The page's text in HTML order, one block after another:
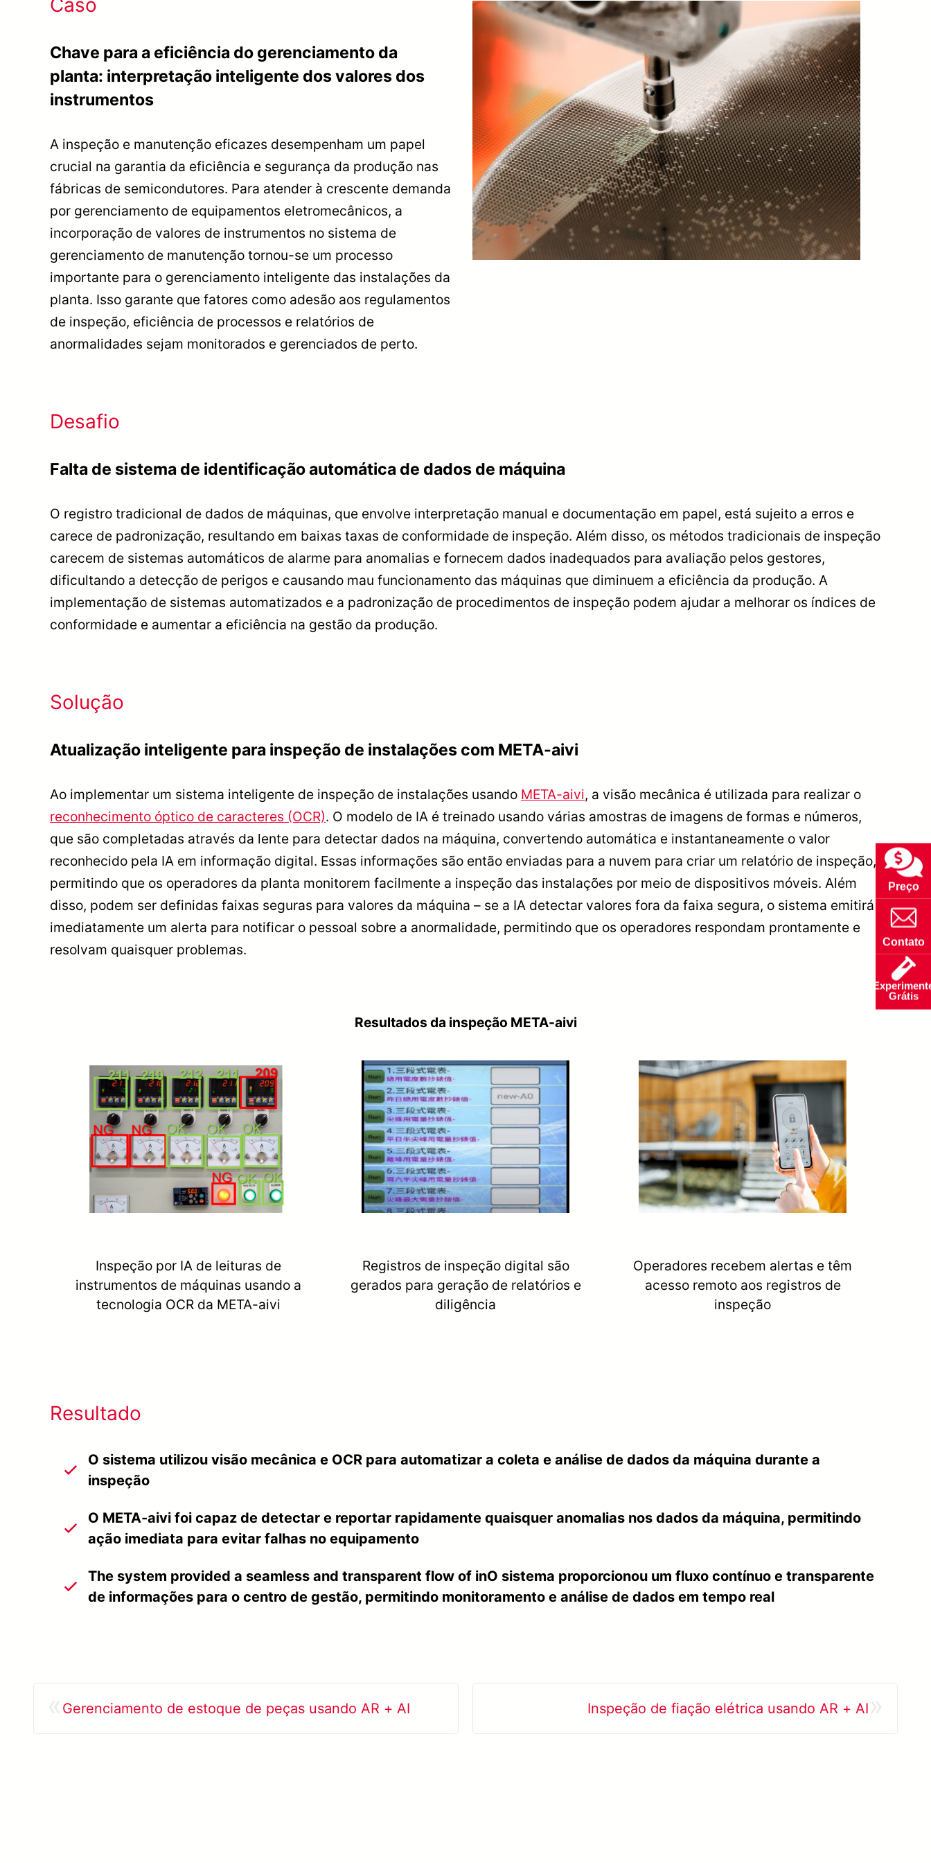
Caso
Chave para a eficiência do gerenciamento da
planta: interpretação inteligente dos valores dos
instrumentos
A inspeção e manutenção eficazes desempenham um papel
crucial na garantia da eficiência e segurança da produção nas
fábricas de semicondutores. Para atender à crescente demanda
por gerenciamento de equipamentos eletromecânicos, a
incorporação de valores de instrumentos no sistema de
gerenciamento de manutenção tornou-se um processo
importante para o gerenciamento inteligente das instalações da
planta. Isso garante que fatores como adesão aos regulamentos
de inspeção, eficiência de processos e relatórios de
anormalidades sejam monitorados e gerenciados de perto.
Desafio
Falta de sistema de identificação automática de dados de máquina
O registro tradicional de dados de máquinas, que envolve interpretação manual e documentação em papel, está sujeito a erros e
carece de padronização, resultando em baixas taxas de conformidade de inspeção. Além disso, os métodos tradicionais de inspeção
carecem de sistemas automáticos de alarme para anomalias e fornecem dados inadequados para avaliação pelos gestores,
dificultando a detecção de perigos e causando mau funcionamento das máquinas que diminuem a eficiência da produção. A
implementação de sistemas automatizados e a padronização de procedimentos de inspeção podem ajudar a melhorar os índices de
conformidade e aumentar a eficiência na gestão da produção.
Solução
Atualização inteligente para inspeção de instalações com META-aivi
Ao implementar um sistema inteligente de inspeção de instalações usando META-aivi, a visão mecânica é utilizada para realizar o
reconhecimento óptico de caracteres (OCR). O modelo de IA é treinado usando várias amostras de imagens de formas e números,
que são completadas através da lente para detectar dados na máquina, convertendo automática e instantaneamente o valor
reconhecido pela IA em informação digital. Essas informações são então enviadas para a nuvem para criar um relatório de inspeção,
permitindo que os operadores da planta monitorem facilmente a inspeção das instalações por meio de dispositivos móveis. Além
disso, podem ser definidas faixas seguras para valores da máquina – se a IA detectar valores fora da faixa segura, o sistema emitirá
imediatamente um alerta para notificar o pessoal sobre a anormalidade, permitindo que os operadores respondam prontamente e
resolvam quaisquer problemas.
Resultados da inspeção META-aivi
Inspeção por IA de leituras de
instrumentos de máquinas usando a
tecnologia OCR da META-aivi
Registros de inspeção digital são
gerados para geração de relatórios e
diligência
Operadores recebem alertas e têm
acesso remoto aos registros de
inspeção
Resultado
O sistema utilizou visão mecânica e OCR para automatizar a coleta e análise de dados da máquina durante a
inspeção
O META-aivi foi capaz de detectar e reportar rapidamente quaisquer anomalias nos dados da máquina, permitindo
ação imediata para evitar falhas no equipamento
The system provided a seamless and transparent flow of inO sistema proporcionou um fluxo contínuo e transparente
de informações para o centro de gestão, permitindo monitoramento e análise de dados em tempo real
Gerenciamento de estoque de peças usando AR + AI Inspeção de fiação elétrica usando AR + AI
Preço
Contato
Grátis